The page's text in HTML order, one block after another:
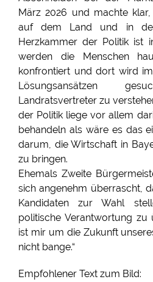
März 2026 und machte
auf dem Land und in
Herzkammer der Politik ist
werden die Menschen
konfrontiert und dort wird
Lösungsansätzen
Landratsvertreter zu
der Politik liege vor allem
behandeln als wäre es das
darum, die Wirtschaft in
zu bringen.
Ehemals Zweite
sich angenehm überrascht,
Kandidaten zur Wahl
politische Verantwortung zu
ist mir um die Zukunft
nicht bange.“
Empfohlener Text zum Bild: